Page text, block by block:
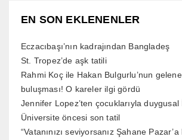
EN SON EKLENENLER
Eczacıbaşı’nın kadrajından Bangladeş
St. Tropez’de aşk tatili
Rahmi Koç ile Hakan Bulgurlu’nun
buluşması! O kareler ilgi gördü
Jennifer Lopez’ten çocuklarıyla
Üniversite öncesi son tatil
“Vatanınızı seviyorsanız Şahane Pazar’a